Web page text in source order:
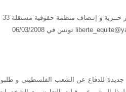
حــرية و إنـصاف
منظمة حقوقية مستقلة 33
للدفاع عن الشعب الفلسطيني و طلبوا